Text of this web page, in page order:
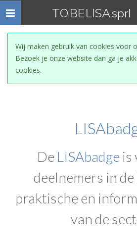
"Toggle
navigation"
TO BE LISA sprl
Wij maken gebruik van cookies voor
Bezoek je onze website dan ga je
cookies.
De LISAbadge is
deelnemers in de
praktische en
van de